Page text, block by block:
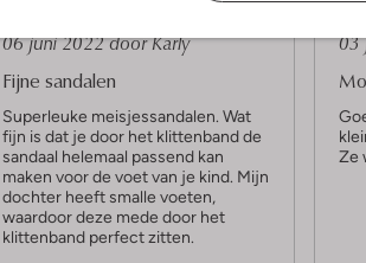
S
t
e
r
06 juni 2022door Karly
Fijne sandalen
Superleuke meisjessandalen. Wat
fijn is dat je door het klittenband de
sandaal helemaal passend kan
maken voor de voet van je kind. Mijn
dochter heeft smalle voeten,
waardoor deze mede door het
klittenband perfect zitten.
1
S
t
e
r
03
Ze